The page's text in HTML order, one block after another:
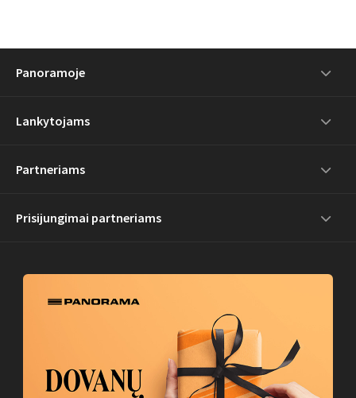
Panoramoje
Lankytojams
Partneriams
Prisijungimai partneriams